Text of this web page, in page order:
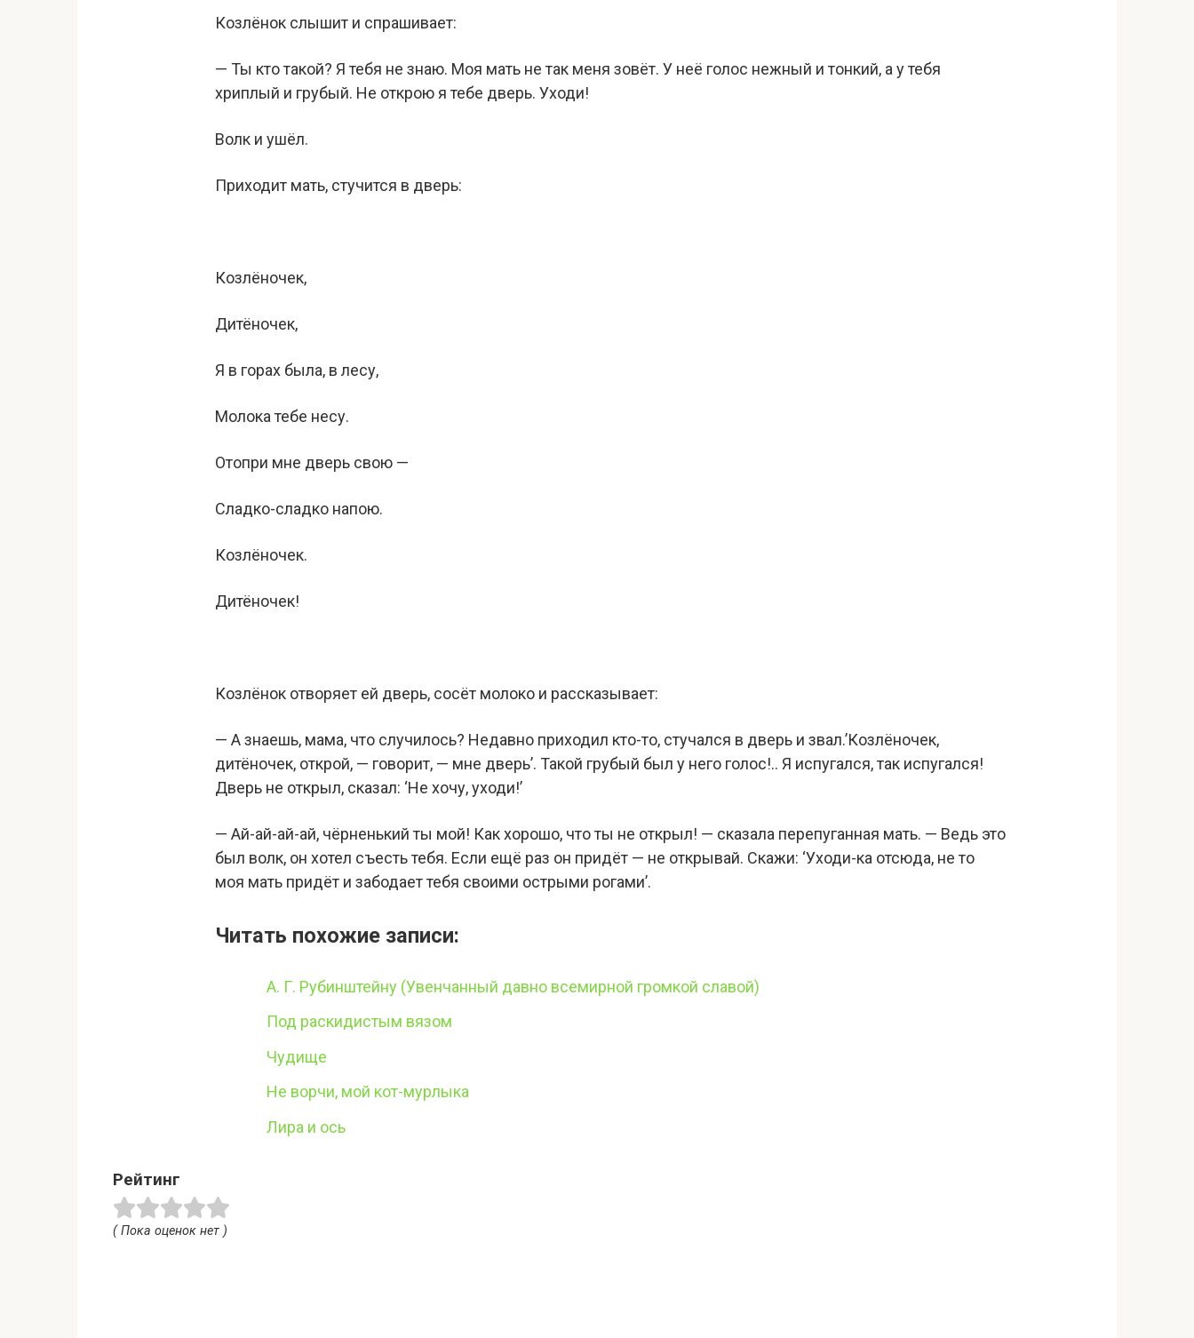
Козлёнок слышит и спрашивает:
— Ты кто такой? Я тебя не знаю. Моя мать не так меня зовёт. У неё голос нежный и тонкий, а у тебя
хриплый и грубый. Не открою я тебе дверь. Уходи!
Волк и ушёл.
Приходит мать, стучится в дверь:
Козлёночек,
Дитёночек,
Я в горах была, в лесу,
Молока тебе несу.
Отопри мне дверь свою —
Сладко-сладко напою.
Козлёночек.
Дитёночек!
Козлёнок отворяет ей дверь, сосёт молоко и рассказывает:
— А знаешь, мама, что случилось? Недавно приходил кто-то, стучался в дверь и звал.’Козлёночек,
дитёночек, открой, — говорит, — мне дверь’. Такой грубый был у него голос!.. Я испугался, так испугался!
Дверь не открыл, сказал: ‘Не хочу, уходи!’
— Ай-ай-ай-ай, чёрненький ты мой! Как хорошо, что ты не открыл! — сказала перепуганная мать. — Ведь это
был волк, он хотел съесть тебя. Если ещё раз он придёт — не открывай. Скажи: ‘Уходи-ка отсюда, не то
моя мать придёт и забодает тебя своими острыми рогами’.
Читать похожие записи:
А. Г. Рубинштейну (Увенчанный давно всемирной громкой славой)
Под раскидистым вязом
Чудище
Не ворчи, мой кот-мурлыка
Лира и ось
Рейтинг
( Пока оценок нет )